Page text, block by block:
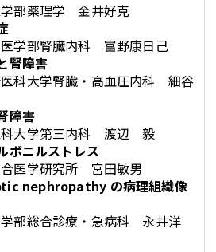
部薬理学 金井好克
学部腎臓内科 富野康日己
腎障害
大学腎臓・高血圧内科 細谷
障害
大学第三内科 渡辺 毅
ボニルストレス
医学研究所 宮田敏男
nephropathy の病理組織像
部総合診療・急病科 永井洋